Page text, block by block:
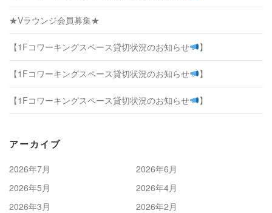
★Vラウンジ会員募集★
【1Fコワーキングスペース貸切状況のお知らせ 】
【1Fコワーキングスペース貸切状況のお知らせ 】
【1Fコワーキングスペース貸切状況のお知らせ 】
アーカイブ
2026年7月
2026年6月
2026年5月
2026年4月
2026年3月
2026年2月